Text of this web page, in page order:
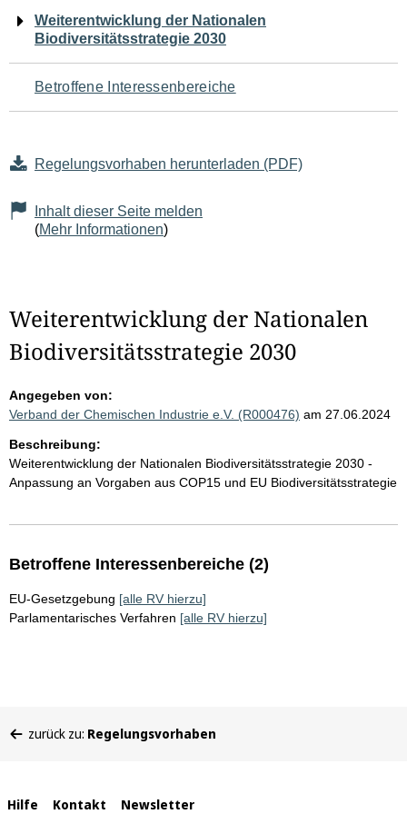
Navigation
für
den
Weiterentwicklung der Nationalen
Biodiversitätsstrategie 2030
Betroffene Interessenbereiche
Regelungsvorhaben herunterladen (PDF)
Inhalt dieser Seite melden
(Mehr Informationen)
Weiterentwicklung der Nationalen
Biodiversitätsstrategie 2030
Angegeben von:
Verband der Chemischen Industrie e.V. (R000476) am 27.06.2024
Beschreibung:
Weiterentwicklung der Nationalen Biodiversitätsstrategie 2030 -
Anpassung an Vorgaben aus COP15 und EU Biodiversitätsstrategie
Betroffene Interessenbereiche (2)
EU-Gesetzgebung [alle RV hierzu]
Parlamentarisches Verfahren [alle RV hierzu]
befinden
zurück zu: Regelungsvorhaben
Hilfe Kontakt Newsletter